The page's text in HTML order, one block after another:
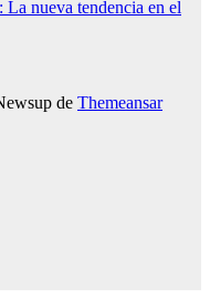
La nueva tendencia en el
de Themeansar